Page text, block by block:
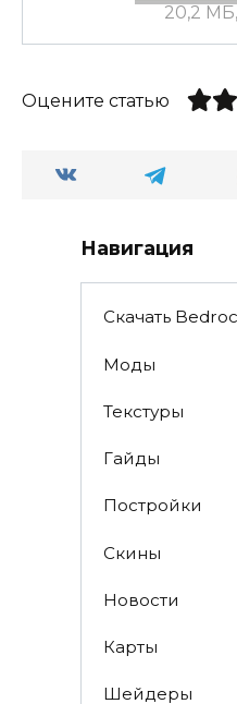
20,2
Оцените статью
Навигация
Скачать
Моды
Текстуры
Гайды
Постройки
Скины
Новости
Карты
Шейдеры